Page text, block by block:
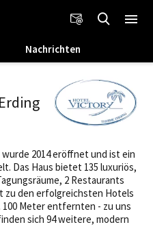
Nachrichten
2014 eröffnet und ist ein
Das Haus bietet 135 luxuriös,
2 Restaurants
zu den erfolgreichsten Hotels
100 Meter entfernten - zu uns
sich 94 weitere, modern